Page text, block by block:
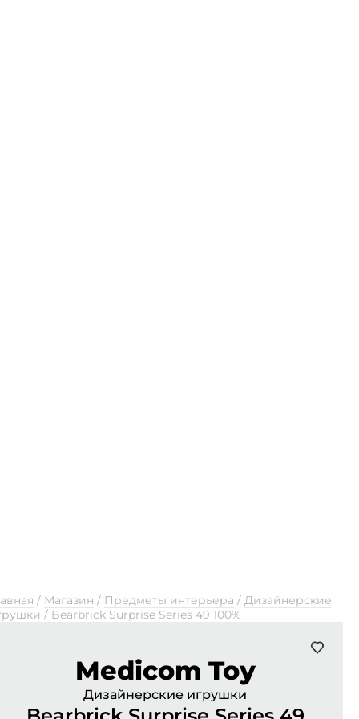
/ Магазин / Предметы интерьера / Дизайнерские
/ Bearbrick Surprise Series 49 100%
Medicom Toy
Дизайнерские игрушки